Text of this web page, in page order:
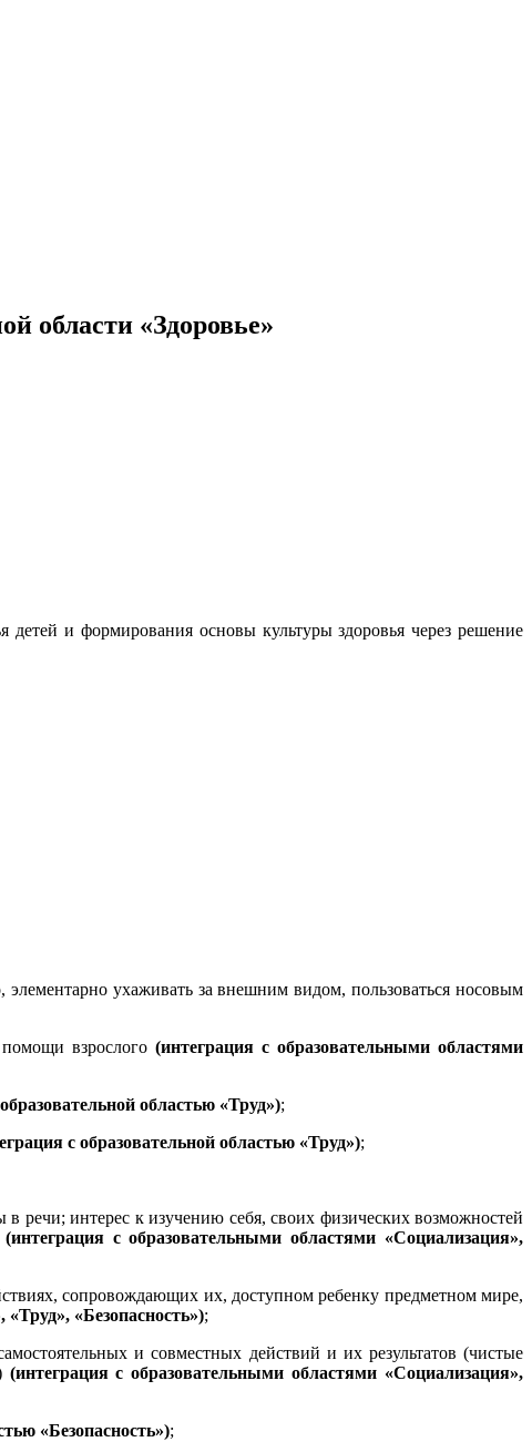
области «Здоровье»
детей и формирования основы культуры здоровья через решение
ухаживать за внешним видом, пользоваться носовым
помощи взрослого(интеграция с образовательными областями
областью «Труд»);
с образовательной областью «Труд»);
речи; интерес к изучению себя, своих физических возможностей
(интеграция с образовательными областями «Социализация»,
сопровождающих их, доступном ребенку предметном мире,
«Безопасность»);
и совместных действий и их результатов (чистые
(интеграция с образовательными областями «Социализация»,
«Безопасность»);